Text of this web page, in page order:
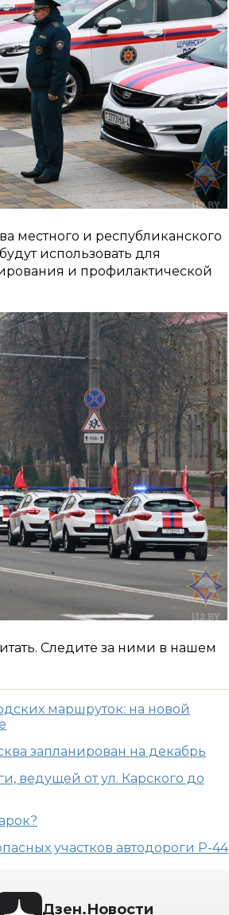
местного и республиканского
использовать для
и профилактической
Следите за ними в нашем
маршруток: на новой
запланирован на декабрь
ведущей от ул. Карского до
участков автодороги Р-44
Дзен.Новости